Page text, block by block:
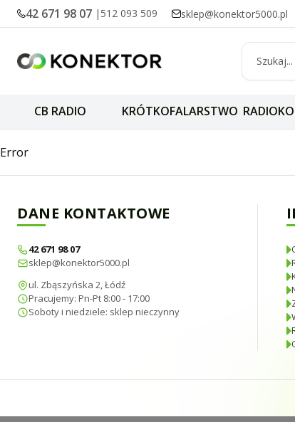
42 671 98 07 | 512 093 509 sklep@konektor5000.pl
CB RADIO KRÓTKOFALARSTWO
Mocowanie
Error
DANE KONTAKTOWE
42 671 98 07
sklep@konektor5000.pl
ul. Zbąszyńska 2, Łódź
Pracujemy: Pn-Pt 8:00 - 17:00
Soboty i niedziele: sklep nieczynny